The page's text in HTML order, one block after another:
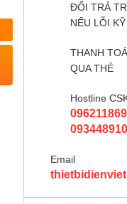
ĐỔI TRẢ
NẾU LỖI
THANH
QUA THẺ
Hostline
Email